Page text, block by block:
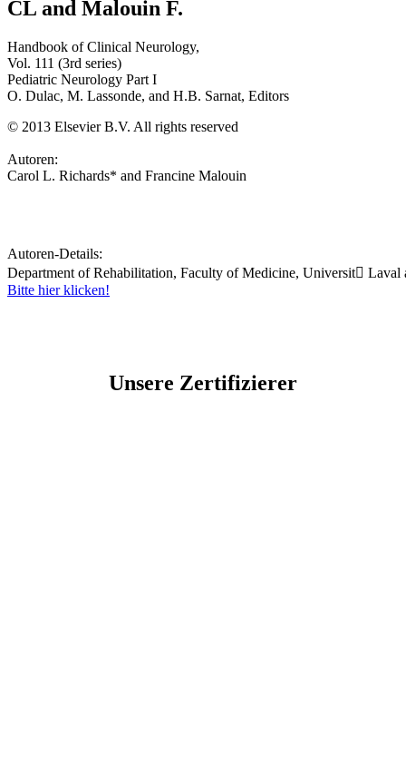
CL and Malouin F.
Handbook of Clinical Neurology,
Vol. 111 (3rd series)
Pediatric Neurology Part I
O. Dulac, M. Lassonde, and H.B. Sarnat, Editors
© 2013 Elsevier B.V. All rights reserved
Autoren:
Carol L. Richards* and Francine Malouin
Autoren-Details:
Department of Rehabilitation, Faculty of Medicine, Universit Laval
Bitte hier klicken!
Unsere Zertifizierer